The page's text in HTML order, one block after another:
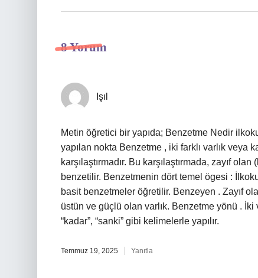
8 Yorum
Işıl
Metin öğretici bir yapıda; Benzetme Nedir
yapılan nokta Benzetme , iki farklı varlık veya
karşılaştırmadır. Bu karşılaştırmada, zayıf
benzetilir. Benzetmenin dört temel ögesi :
basit benzetmeler öğretilir. Benzeyen . Zayıf
üstün ve güçlü olan varlık. Benzetme yönü . İki
“kadar”, “sanki” gibi kelimelerle yapılır.
Temmuz 19, 2025 Yanıtla